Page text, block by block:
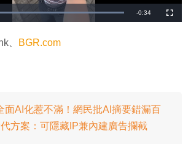
載
入
:
1
剩
-0:34
全
螢
、 BGR.com
面AI化惹不滿！網民批AI摘要錯漏百
方案：可隱藏IP兼內建廣告攔截